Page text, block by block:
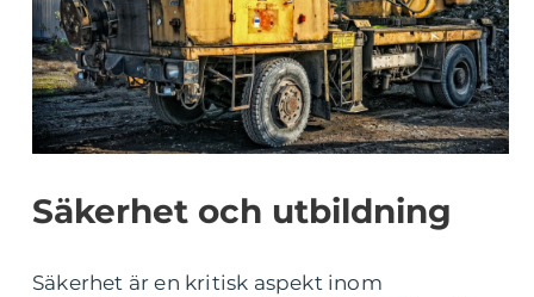
Säkerhet och utbildning
Säkerhet är en kritisk aspekt inom